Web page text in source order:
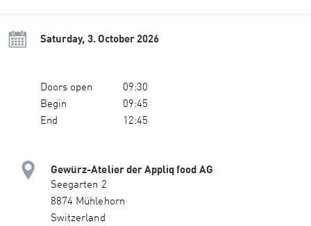
Saturday, 3. October 2026
Doors open
09:30
Begin
09:45
End
12:45
Gewürz-Atelier der Appliq food AG
Seegarten 2
8874 Mühlehorn
Switzerland